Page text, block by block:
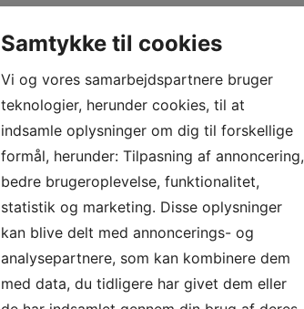
Samtykke til cookies
Vi og vores samarbejdspartnere bruger
teknologier, herunder cookies, til at
indsamle oplysninger om dig til forskellige
formål, herunder: Tilpasning af annoncering,
bedre brugeroplevelse, funktionalitet,
statistik og marketing. Disse oplysninger
kan blive delt med annoncerings- og
analysepartnere, som kan kombinere dem
med data, du tidligere har givet dem eller